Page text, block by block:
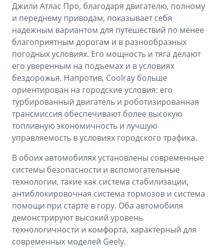
Джили Атлас Про, благодаря двигателю, полному
и переднему приводам, показывает себя
надежным вариантом для путешествий по менее
благоприятным дорогам и в разнообразных
погодных условиях. Его мощность и тяга делают
его уверенным на подъемах и в условиях
бездорожья. Напротив, Coolray больше
ориентирован на городские условия: его
турбированный двигатель и роботизированная
трансмиссия обеспечивают более высокую
топливную экономичность и лучшую
управляемость в условиях городского трафика.
В обоих автомобилях установлены современные
системы безопасности и вспомогательные
технологии, такие как система стабилизации,
антиблокировочная система тормозов и система
помощи при старте в гору. Оба автомобиля
демонстрируют высокий уровень
технологичности и комфорта, характерный для
современных моделей Geely.